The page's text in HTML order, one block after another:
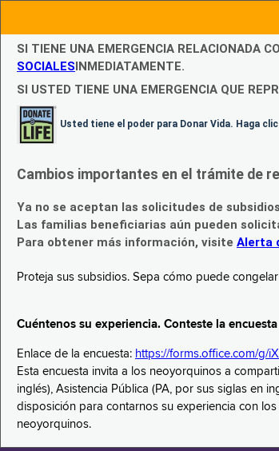
SI TIENE UNA EMERGENCIA RELACIONADA
SOCIALESINMEDIATAMENTE.
SI USTED TIENE UNA EMERGENCIA QUE
Usted tiene el poder para Donar Vida. Haga
Cambios importantes en el trámite de
Ya no se aceptan las solicitudes de
Las familias beneficiarias aún pueden
Para obtener más información, visite Alerta
Proteja sus subsidios. Sepa cómo puede
Cuéntenos su experiencia. Conteste la
Enlace de la encuesta: https://forms.office.com/g/
Esta encuesta invita a los neoyorquinos a
inglés), Asistencia Pública (PA, por sus siglas en
disposición para contarnos su experiencia con
neoyorquinos.